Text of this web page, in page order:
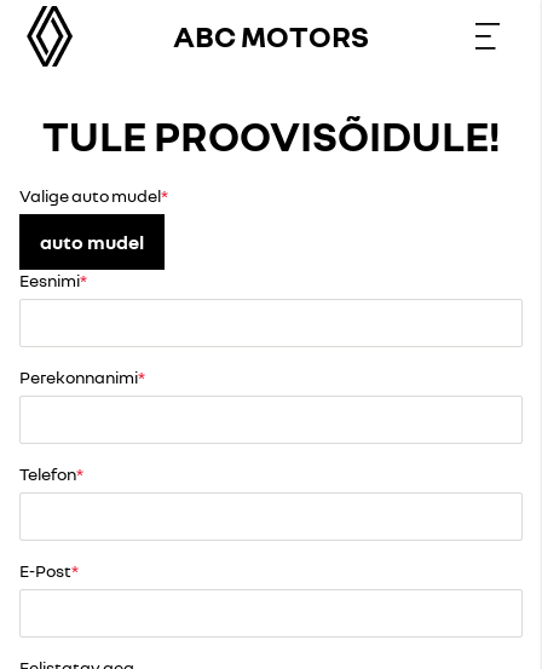
ABC MOTORS
TULE PROOVISÕIDULE!
Valige auto mudel
auto mudel
Eesnimi
Perekonnanimi
Telefon
E-Post